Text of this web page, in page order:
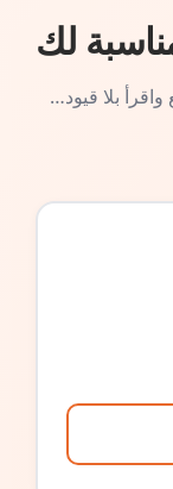
لك
بلا قيود…